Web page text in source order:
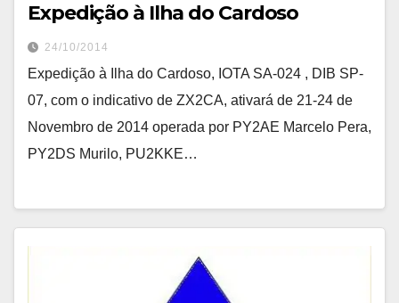
Expedição à Ilha do Cardoso
24/10/2014
Expedição à Ilha do Cardoso, IOTA SA-024 , DIB SP-
07, com o indicativo de ZX2CA, ativará de 21-24 de
Novembro de 2014 operada por PY2AE Marcelo Pera,
PY2DS Murilo, PU2KKE…